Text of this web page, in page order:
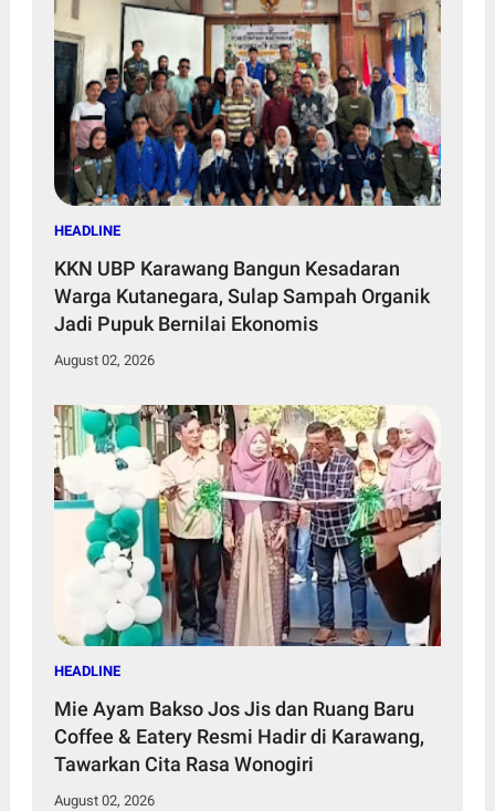
HEADLINE
KKN UBP Karawang Bangun Kesadaran
Warga Kutanegara, Sulap Sampah Organik
Jadi Pupuk Bernilai Ekonomis
August 02, 2026
HEADLINE
Mie Ayam Bakso Jos Jis dan Ruang Baru
Coffee & Eatery Resmi Hadir di Karawang,
Tawarkan Cita Rasa Wonogiri
August 02, 2026